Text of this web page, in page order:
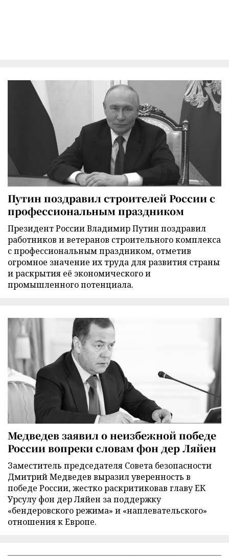
Путин поздравил строителей России с
профессиональным праздником
Президент России Владимир Путин поздравил
работников и ветеранов строительного комплекса
с профессиональным праздником, отметив
огромное значение их труда для развития страны
и раскрытия её экономического и
промышленного потенциала.
Медведев заявил о неизбежной победе
России вопреки словам фон дер Ляйен
Заместитель председателя Совета безопасности
Дмитрий Медведев выразил уверенность в
победе России, жестко раскритиковав главу ЕК
Урсулу фон дер Ляйен за поддержку
«бендеровского режима» и «наплевательского»
отношения к Европе.